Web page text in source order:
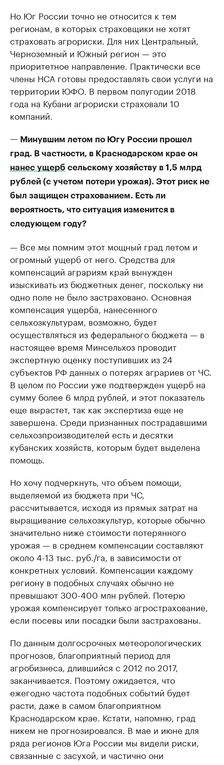
Но Юг России точно не относится к тем
регионам, в которых страховщики не хотят
страховать агрориски. Для них Центральный,
Черноземный и Южный регион — это
приоритетное направление. Практически все
члены НСА готовы предоставлять свои услуги на
территории ЮФО. В первом полугодии 2018
года на Кубани агрориски страховали 10
компаний.
— Минувшим летом по Югу России прошел
град. В частности, в Краснодарском крае он
нанес ущерб сельскому хозяйству в 1,5 млрд
рублей (с учетом потери урожая). Этот риск не
был защищен страхованием. Есть ли
вероятность, что ситуация изменится в
следующем году?
— Все мы помним этот мощный град летом и
огромный ущерб от него. Средства для
компенсаций аграриям край вынужден
изыскивать из бюджетных денег, поскольку ни
одно поле не было застраховано. Основная
компенсация ущерба, нанесенного
сельхозкультурам, возможно, будет
осуществляться из федерального бюджета — в
настоящее время Минсельхоз проводит
экспертную оценку поступивших из 24
субъектов РФ данных о потерях аграриев от ЧС.
В целом по России уже подтвержден ущерб на
сумму более 6 млрд рублей, и этот показатель
еще вырастет, так как экспертиза еще не
завершена. Среди признанных пострадавшими
сельхозпроизводителей есть и десятки
кубанских хозяйств, которым будет выделена
помощь.
Но хочу подчеркнуть, что объем помощи,
выделяемой из бюджета при ЧС,
рассчитывается, исходя из прямых затрат на
выращивание сельхозкультур, которые обычно
значительно ниже стоимости потерянного
урожая — в среднем компенсации составляют
около 4-13 тыс. руб./га, в зависимости от
конкретных условий. Компенсации каждому
региону в подобных случаях обычно не
превышают 300-400 млн рублей. Потерю
урожая компенсирует только агрострахование,
если посевы или посадки были застрахованы.
По данным долгосрочных метеорологических
прогнозов, благоприятный период для
агробизнеса, длившийся с 2012 по 2017,
заканчивается. Поэтому ожидается, что
ежегодно частота подобных событий будет
расти, даже в самом благоприятном
Краснодарском крае. Кстати, напомню, град
никем не прогнозировался. В мае и июне для
ряда регионов Юга России мы видели риски,
связанные с засухой, и частично они